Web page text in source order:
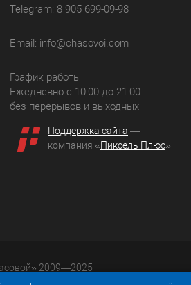
Telegram: 8 905 699-09-98
Email: info@chasovoi.com
График работы
Ежедневно с 10:00 до 21:00
без перерывов и выходных
Поддержка сайта —
компания «Пиксель Плюс»
2009—2025
Россия, г. Смоленск, ул.